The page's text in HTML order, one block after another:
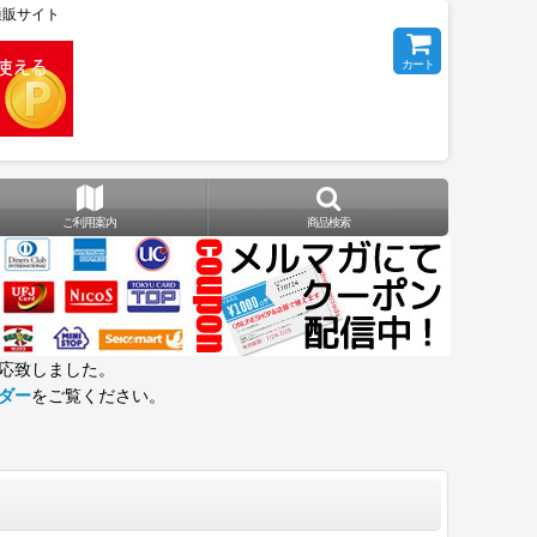
サイト
カート
ご利用案内 商品検索
致しました。
ーをご覧ください。